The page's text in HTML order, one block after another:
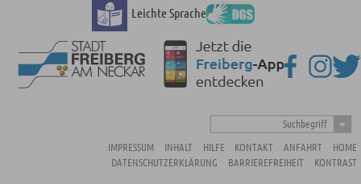
Leichte Sprache
Suchbegriff
IMPRESSUM
INHALT HILFE KONTAKT ANFAHRT
HOME
DATENSCHUTZERKLÄRUNG
BARRIEREFREIHEIT KONTRAST